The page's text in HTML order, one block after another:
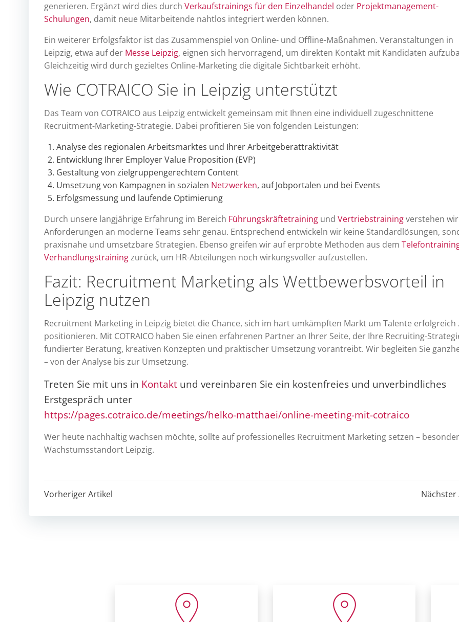
generieren. Ergänzt wird dies durch Verkaufstrainings für den Einzelhandel oder Projektmanagement-
Schulungen, damit neue Mitarbeitende nahtlos integriert werden können.
Ein weiterer Erfolgsfaktor ist das Zusammenspiel von Online- und Offline-Maßnahmen. Veranstaltungen in
Leipzig, etwa auf der Messe Leipzig, eignen sich hervorragend, um direkten Kontakt mit Kandidaten
Gleichzeitig wird durch gezieltes Online-Marketing die digitale Sichtbarkeit erhöht.
Wie COTRAICO Sie in Leipzig unterstützt
Das Team von COTRAICO aus Leipzig entwickelt gemeinsam mit Ihnen eine individuell zugeschnittene
Recruitment-Marketing-Strategie. Dabei profitieren Sie von folgenden Leistungen:
Analyse des regionalen Arbeitsmarktes und Ihrer Arbeitgeberattraktivität
Entwicklung Ihrer Employer Value Proposition (EVP)
Gestaltung von zielgruppengerechtem Content
Umsetzung von Kampagnen in sozialen Netzwerken, auf Jobportalen und bei Events
Erfolgsmessung und laufende Optimierung
Durch unsere langjährige Erfahrung im Bereich Führungskräftetraining und Vertriebstrainingverstehen
Anforderungen an moderne Teams sehr genau. Entsprechend entwickeln wir keine Standardlösungen,
praxisnahe und umsetzbare Strategien. Ebenso greifen wir auf erprobte Methoden aus dem
Verhandlungstrainingzurück, um HR-Abteilungen noch wirkungsvoller aufzustellen.
Fazit: Recruitment Marketing als Wettbewerbsvorteil in
Leipzig nutzen
Recruitment Marketing in Leipzig bietet die Chance, sich im hart umkämpften Markt um Talente erfolgreich
positionieren. Mit COTRAICO haben Sie einen erfahrenen Partner an Ihrer Seite, der Ihre Recruiting-
fundierter Beratung, kreativen Konzepten und praktischer Umsetzung vorantreibt. Wir begleiten Sie
– von der Analyse bis zur Umsetzung.
Treten Sie mit uns in Kontakt und vereinbaren Sie ein kostenfreies und unverbindliches
Erstgespräch unter
https://pages.cotraico.de/meetings/helko-matthaei/online-meeting-mit-cotraico
Wer heute nachhaltig wachsen möchte, sollte auf professionelles Recruitment Marketing setzen –
Wachstumsstandort Leipzig.
Post
navigation
Vorheriger Artikel
navigation
Nächster